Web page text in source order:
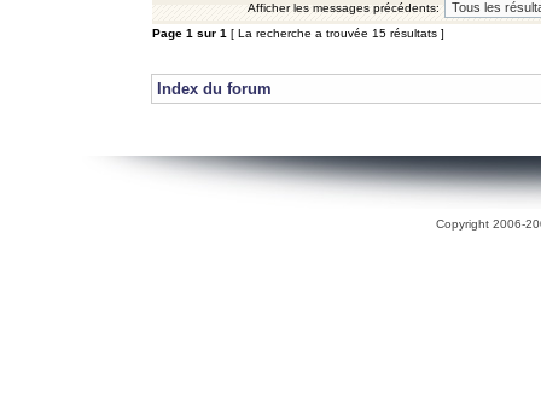
Afficher les messages précédents:
Page 1 sur 1 [ La recherche a trouvée 15 résultats ]
Index du forum
Copyright 2006-